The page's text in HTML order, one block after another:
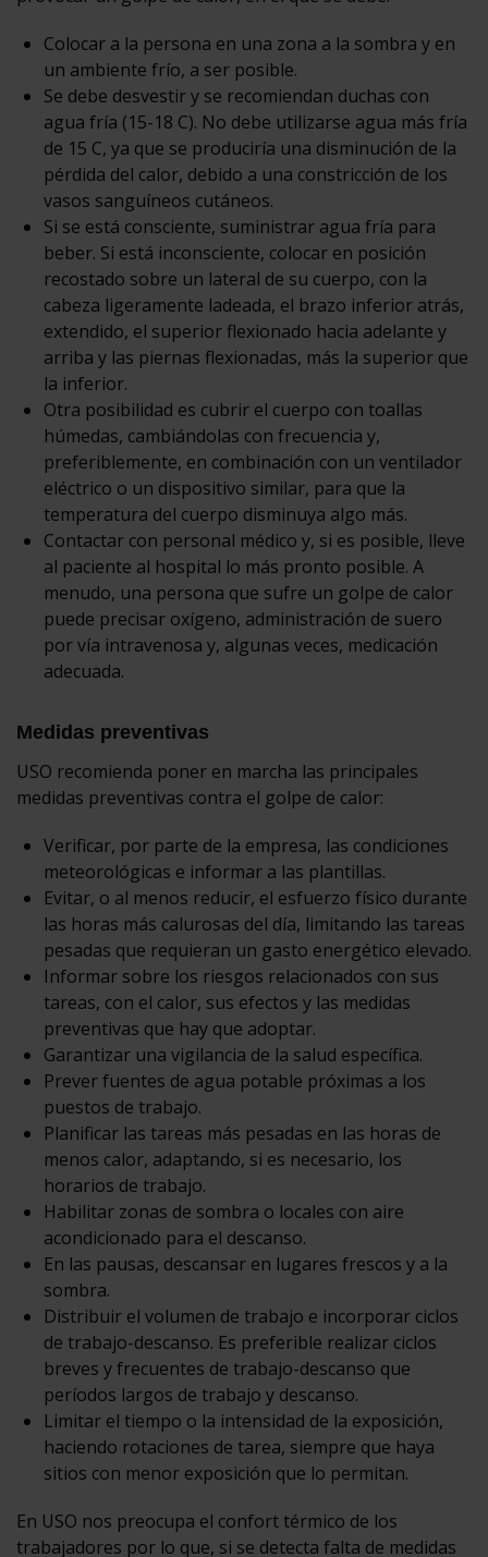
Colocar a la persona en una zona a la sombra y en
un ambiente frío, a ser posible.
Se debe desvestir y se recomiendan duchas con
agua fría (15-18 C). No debe utilizarse agua más fría
de 15 C, ya que se produciría una disminución de la
pérdida del calor, debido a una constricción de los
vasos sanguíneos cutáneos.
Si se está consciente, suministrar agua fría para
beber. Si está inconsciente, colocar en posición
recostado sobre un lateral de su cuerpo, con la
cabeza ligeramente ladeada, el brazo inferior atrás,
extendido, el superior flexionado hacia adelante y
arriba y las piernas flexionadas, más la superior que
la inferior.
Otra posibilidad es cubrir el cuerpo con toallas
húmedas, cambiándolas con frecuencia y,
preferiblemente, en combinación con un ventilador
eléctrico o un dispositivo similar, para que la
temperatura del cuerpo disminuya algo más.
Contactar con personal médico y, si es posible, lleve
al paciente al hospital lo más pronto posible. A
menudo, una persona que sufre un golpe de calor
puede precisar oxígeno, administración de suero
por vía intravenosa y, algunas veces, medicación
adecuada.
Medidas preventivas
USO recomienda poner en marcha las principales
medidas preventivas contra el golpe de calor:
Verificar, por parte de la empresa, las condiciones
meteorológicas e informar a las plantillas.
Evitar, o al menos reducir, el esfuerzo físico durante
las horas más calurosas del día, limitando las tareas
pesadas que requieran un gasto energético elevado.
Informar sobre los riesgos relacionados con sus
tareas, con el calor, sus efectos y las medidas
preventivas que hay que adoptar.
Garantizar una vigilancia de la salud específica.
Prever fuentes de agua potable próximas a los
puestos de trabajo.
Planificar las tareas más pesadas en las horas de
menos calor, adaptando, si es necesario, los
horarios de trabajo.
Habilitar zonas de sombra o locales con aire
acondicionado para el descanso.
En las pausas, descansar en lugares frescos y a la
sombra.
Distribuir el volumen de trabajo e incorporar ciclos
de trabajo-descanso. Es preferible realizar ciclos
breves y frecuentes de trabajo-descanso que
períodos largos de trabajo y descanso.
Limitar el tiempo o la intensidad de la exposición,
haciendo rotaciones de tarea, siempre que haya
sitios con menor exposición que lo permitan.
En USO nos preocupa el confort térmico de los
trabajadores por lo que, si se detecta falta de medidas